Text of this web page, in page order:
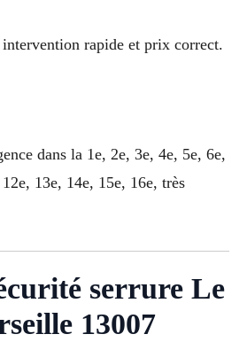
rapide et prix correct.
dans la 1e, 2e, 3e, 4e, 5e, 6e,
13e, 14e, 15e, 16e, très
serrure Le
13007